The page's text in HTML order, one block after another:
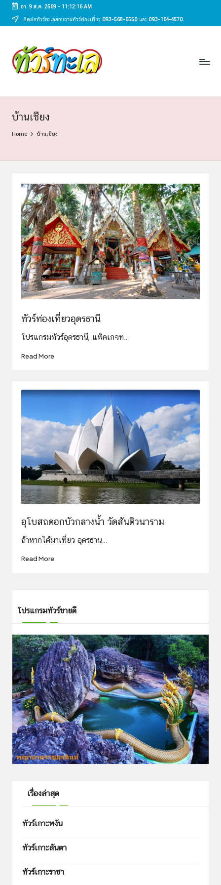
Skip
content
อา. 9 ส.ค. 2569- 11:12:16 AM
ติดต่อทัวร์ทะเลสอบถามทัวร์ท่องเที่ยว 093-568-6550และ 093-164-4570.
ทั
ว
ท
ะ
เ
ทัวร์
ทะเล
ราคา
แพ็ก
จ
ทะเล
บ้านเชียง
Home บ้านเชียง
ทัวร์ท่องเที่ยวอุดรธานี
โปรแกรมทัวร์อุดรธานี, แพ็คเกจท…
Read More
อุโบสถดอกบัวกลางน้ำ วัดสันติวนาราม
ถ้าหากได้มาเที่ยว อุดรธาน…
Read More
โปรแกรมทัวร์ขายดี
เรื่องล่าสุด
ทัวร์เกาะพงัน
ทัวร์เกาะลันตา
ทัวร์เกาะราชา